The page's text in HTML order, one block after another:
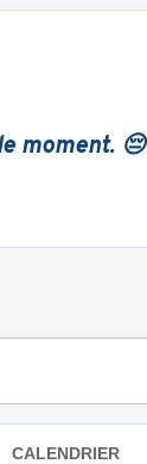
moment. 😔
CALENDRIER